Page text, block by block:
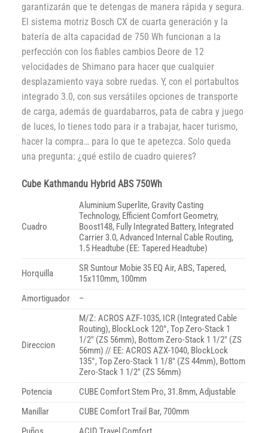
garantizarán que te detengas de manera rápida y segura.
El sistema motriz Bosch CX de cuarta generación y la
batería de alta capacidad de 750 Wh funcionan a la
perfección con los fiables cambios Deore de 12
velocidades de Shimano para hacer que cualquier
desplazamiento vaya sobre ruedas. Y, con el portabultos
integrado 3.0, con sus versátiles opciones de transporte
de carga, además de guardabarros, pata de cabra y juego
de luces, lo tienes todo para ir a trabajar, hacer turismo,
hacer la compra… para lo que te apetezca. Solo queda
una pregunta: ¿qué estilo de cuadro quieres?
Cube Kathmandu Hybrid ABS 750Wh
Cuadro
Aluminium Superlite, Gravity Casting
Technology, Efficient Comfort Geometry,
Boost148, Fully Integrated Battery, Integrated
Carrier 3.0, Advanced Internal Cable Routing,
1.5 Headtube (EE: Tapered Headtube)
Horquilla
SR Suntour Mobie 35 EQ Air, ABS, Tapered,
15x110mm, 100mm
Amortiguador
–
Direccion
M/Z: ACROS AZF-1035, ICR (Integrated Cable
Routing), BlockLock 120°, Top Zero-Stack 1
1/2″ (ZS 56mm), Bottom Zero-Stack 1 1/2″ (ZS
56mm) // EE: ACROS AZX-1040, BlockLock
135°, Top Zero-Stack 1 1/8″ (ZS 44mm), Bottom
Zero-Stack 1 1/2″ (ZS 56mm)
Potencia
CUBE Comfort Stem Pro, 31.8mm, Adjustable
Manillar
CUBE Comfort Trail Bar, 700mm